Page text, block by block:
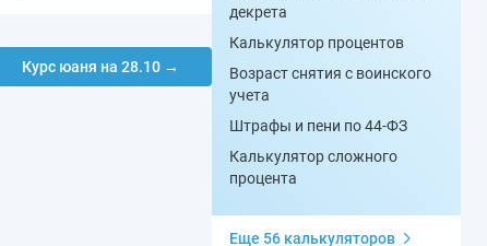
Курс юаня на 28.10 →
декрета
Калькулятор процентов
Возраст снятия с воинского
учета
Штрафы и пени по 44-ФЗ
Калькулятор сложного
процента
Еще 56 калькуляторов